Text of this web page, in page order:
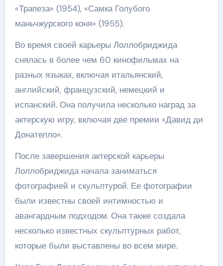
«Трапеза» (1954), «Самка Голубого
маньчжурского коня» (1955).
Во время своей карьеры Лоллобриджида
снялась в более чем 60 кинофильмах на
разных языках, включая итальянский,
английский, французский, немецкий и
испанский. Она получила несколько наград за
актерскую игру, включая две премии «Давид ди
Донателло».
После завершения актерской карьеры
Лоллобриджида начала заниматься
фотографией и скульптурой. Ее фотографии
были известны своей интимностью и
авангардным подходом. Она также создала
несколько известных скульптурных работ,
которые были выставлены во всем мире.